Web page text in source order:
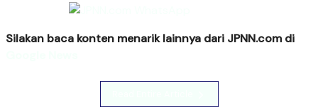
Silakan baca konten menarik lainnya dari JPNN.com di